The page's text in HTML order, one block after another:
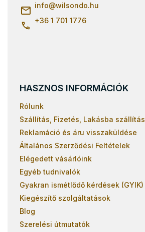
info@wilsondo.hu
+36 1 701 1776
HASZNOS INFORMÁCIÓK
Rólunk
Szállítás, Fizetés, Lakásba szállítás
Reklamáció és áru visszaküldése
Általános Szerződési Feltételek
Elégedett vásárlóink
Egyéb tudnivalók
Gyakran ismétlődő kérdések (GYIK)
Kiegészítő szolgáltatások
Blog
Szerelési útmutatók